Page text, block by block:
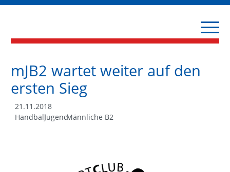
mJB2 wartet weiter auf den
ersten Sieg
21.11.2018
HandballJugendMännliche B2